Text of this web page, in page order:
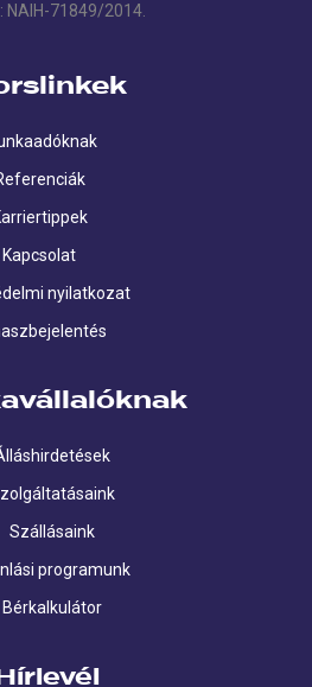
NAIH-71849/2014.
Kapcsolat
nyilatkozat
Szállásaink
programunk
Bérkalkulátor